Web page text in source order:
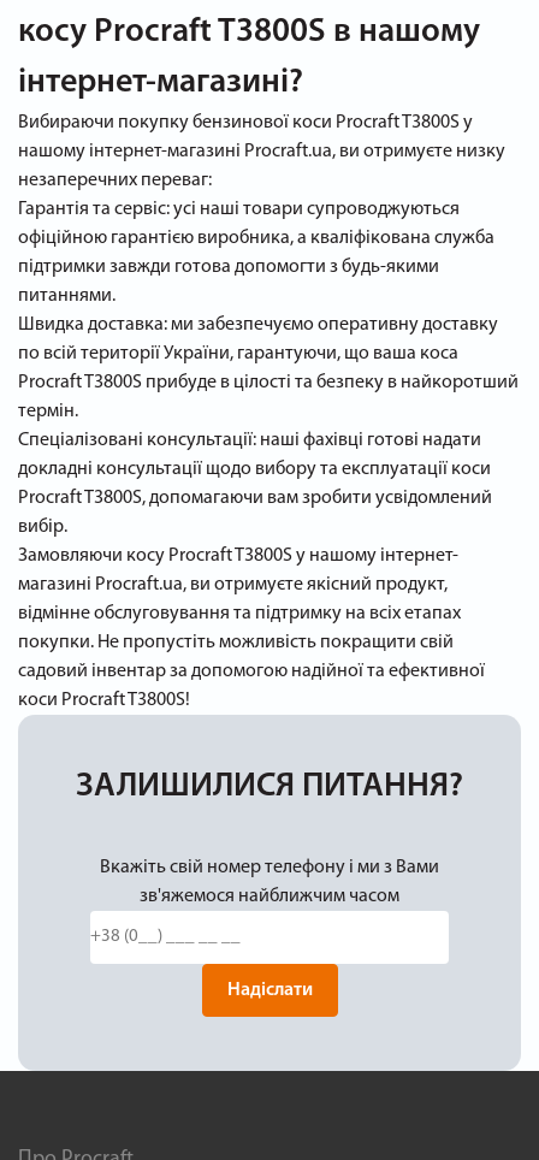
косу Procraft T3800S в нашому
інтернет-магазині?
Вибираючи покупку бензинової коси Procraft T3800S у
нашому інтернет-магазині Procraft.ua, ви отримуєте низку
незаперечних переваг:
Гарантія та сервіс: усі наші товари супроводжуються
офіційною гарантією виробника, а кваліфікована служба
підтримки завжди готова допомогти з будь-якими
питаннями.
Швидка доставка: ми забезпечуємо оперативну доставку
по всій території України, гарантуючи, що ваша коса
Procraft T3800S прибуде в цілості та безпеку в найкоротший
термін.
Спеціалізовані консультації: наші фахівці готові надати
докладні консультації щодо вибору та експлуатації коси
Procraft T3800S, допомагаючи вам зробити усвідомлений
вибір.
Замовляючи косу Procraft T3800S у нашому інтернет-
магазині Procraft.ua, ви отримуєте якісний продукт,
відмінне обслуговування та підтримку на всіх етапах
покупки. Не пропустіть можливість покращити свій
садовий інвентар за допомогою надійної та ефективної
коси Procraft T3800S!
ЗАЛИШИЛИСЯ ПИТАННЯ?
Вкажіть свій номер телефону і ми з Вами
зв'яжемося найближчим часом
Надіслати